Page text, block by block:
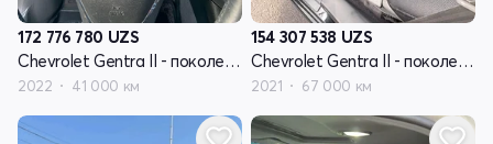
172 776 780 UZS
Chevrolet Gentra II - поколение
2022 41 000 км
154 307 538 UZS
Chevrolet Gentra II - поколение
2021 67 000 км